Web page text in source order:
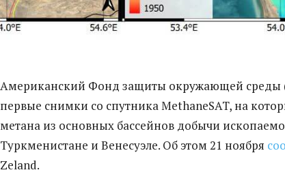
Американский Фонд защиты окружающей среды
первые снимки со спутника MethaneSAT, на
метана из основных бассейнов добычи
Туркменистане и Венесуэле. Об этом 21 ноября
Zeland.